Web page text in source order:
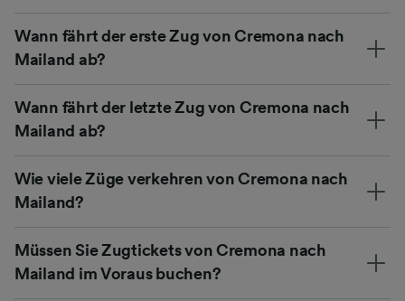
Wann fährt der erste Zug von Cremona nach
Mailand ab?
Wann fährt der letzte Zug von Cremona nach
Mailand ab?
Wie viele Züge verkehren von Cremona nach
Mailand?
Müssen Sie Zugtickets von Cremona nach
Mailand im Voraus buchen?